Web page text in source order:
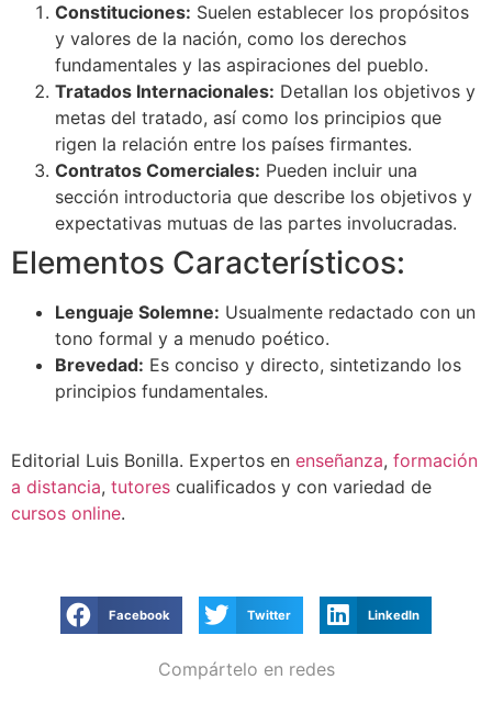
Constituciones: Suelen establecer los propósitos
y valores de la nación, como los derechos
fundamentales y las aspiraciones del pueblo.
Tratados Internacionales: Detallan los objetivos y
metas del tratado, así como los principios que
rigen la relación entre los países firmantes.
Contratos Comerciales: Pueden incluir una
sección introductoria que describe los objetivos y
expectativas mutuas de las partes involucradas.
Elementos Característicos:
Lenguaje Solemne: Usualmente redactado con un
tono formal y a menudo poético.
Brevedad: Es conciso y directo, sintetizando los
principios fundamentales.
Editorial Luis Bonilla. Expertos en enseñanza, formación
a distancia, tutores cualificados y con variedad de
cursos online.
Facebook Twitter LinkedIn
Compártelo en redes